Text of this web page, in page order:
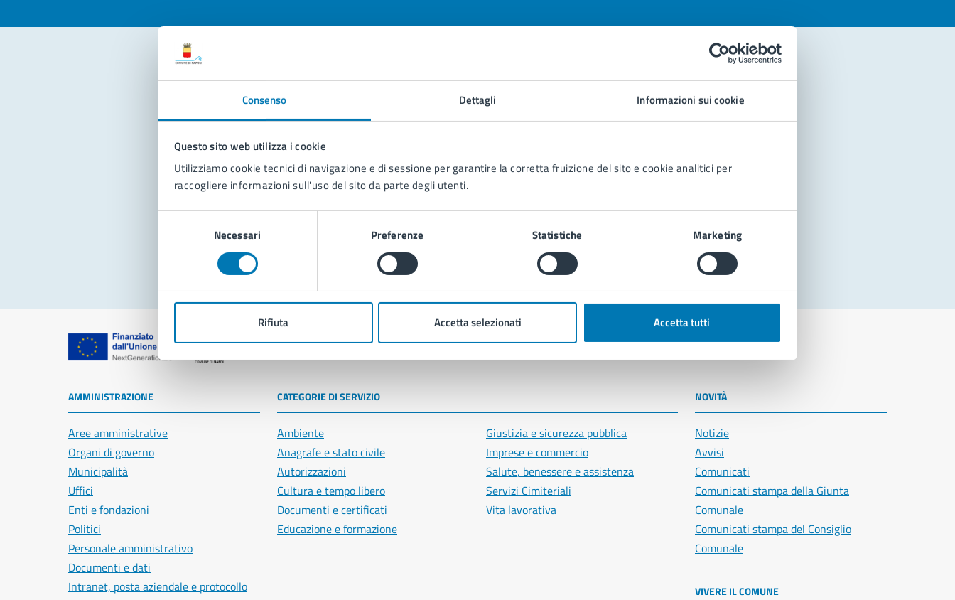
Consenso Dettagli Informazioni sui cookie
Questo sito web utilizza i cookie
Utilizziamo cookie tecnici di navigazione e di sessione per garantire la corretta fruizione del sito e cookie analitici per
raccogliere informazioni sull'uso del sito da parte degli utenti.
Necessari Preferenze Statistiche Marketing
Rifiuta Accetta selezionati Accetta tutti
Contatta il comune
Leggi le domande frequenti
Richiedi assistenza
Prenota appuntamento
Problemi in città
Comune di Napoli
AMMINISTRAZIONE
Aree amministrative
Organi di governo
Municipalità
Uffici
Enti e fondazioni
Politici
Personale amministrativo
Documenti e dati
Intranet, posta aziendale e protocollo
CATEGORIE DI SERVIZIO
Ambiente
Anagrafe e stato civile
Autorizzazioni
Cultura e tempo libero
Documenti e certificati
Educazione e formazione
Giustizia e sicurezza pubblica
Imprese e commercio
Salute, benessere e assistenza
Servizi Cimiteriali
Vita lavorativa
NOVITÀ
Notizie
Avvisi
Comunicati
Comunicati stampa della Giunta
Comunale
Comunicati stampa del Consiglio
Comunale
VIVERE IL COMUNE